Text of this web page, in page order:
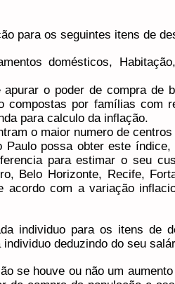
para os seguintes itens de
domésticos,
o poder de compra de
compostas por famílias com
para calculo da inflação.
o maior numero de
possa obter este
para estimar o seu
Belo Horizonte, Recife,
com a variação
individuo para os itens de
deduzindo do seu
se houve ou não um